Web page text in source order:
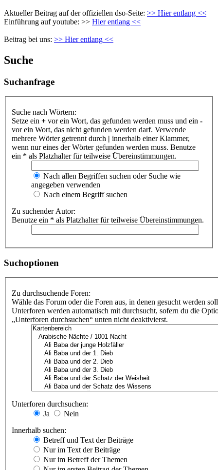
Aktueller Beitrag auf der offiziellen dso-Seite: >> Hier entlang <<
Einführung auf youtube: >> Hier entlang <<
Beitrag bei uns: >> Hier entlang <<
Suche
Suchanfrage
Suche nach Wörtern:
Setze ein + vor ein Wort, das gefunden werden muss und ein -
vor ein Wort, das nicht gefunden werden darf. Verwende
mehrere Wörter getrennt durch | innerhalb einer Klammer,
wenn nur eines der Wörter gefunden werden muss. Benutze
ein * als Platzhalter für teilweise Übereinstimmungen.
Nach allen Begriffen suchen oder Suche wie
angegeben verwenden
Nach einem Begriff suchen
Zu suchender Autor:
Benutze ein * als Platzhalter für teilweise Übereinstimmungen.
Suchoptionen
Zu durchsuchende Foren:
Wähle das Forum oder die Foren aus, in denen gesucht werden
Unterforen werden automatisch mit durchsucht, sofern du die
„Unterforen durchsuchen“ unten nicht deaktivierst.
Unterforen durchsuchen:
Ja
Nein
Innerhalb suchen:
Betreff und Text der Beiträge
Nur im Text der Beiträge
Nur im Betreff der Themen